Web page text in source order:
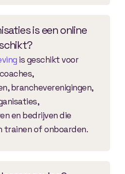
is een online
is geschikt voor
brancheverenigingen,
en bedrijven die
trainen of onboarden.